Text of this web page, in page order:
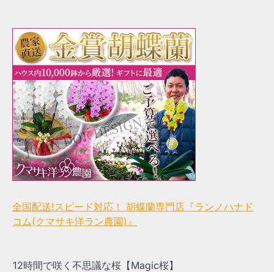
全国配送!スピード対応！ 胡蝶蘭専門店『ランノハナド
コム(クマサキ洋ラン農園)』
12時間で咲く不思議な桜【Magic桜】